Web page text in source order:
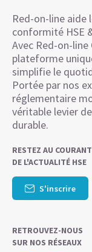
Red-on-line aide
conformité HSE
Avec Red-on-line
plateforme
simplifie le
Portée par nos
réglementaire
véritable levier
durable.
RESTEZ AU COURANT
DE L'ACTUALITÉ HSE
S'inscrire
RETROUVEZ-NOUS
SUR NOS RÉSEAUX